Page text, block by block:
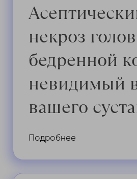
некроз
бедренной
невидимый
вашего
Подробнее